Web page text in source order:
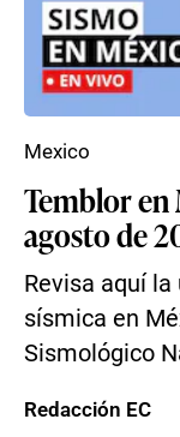
Temblor en
agosto de
Revisa aquí
sísmica en
Sismológico
Mexico
Redacción EC